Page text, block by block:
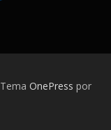
Tema OnePress por